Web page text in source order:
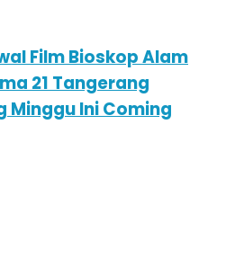
Film Bioskop Alam
21 Tangerang
Minggu Ini Coming